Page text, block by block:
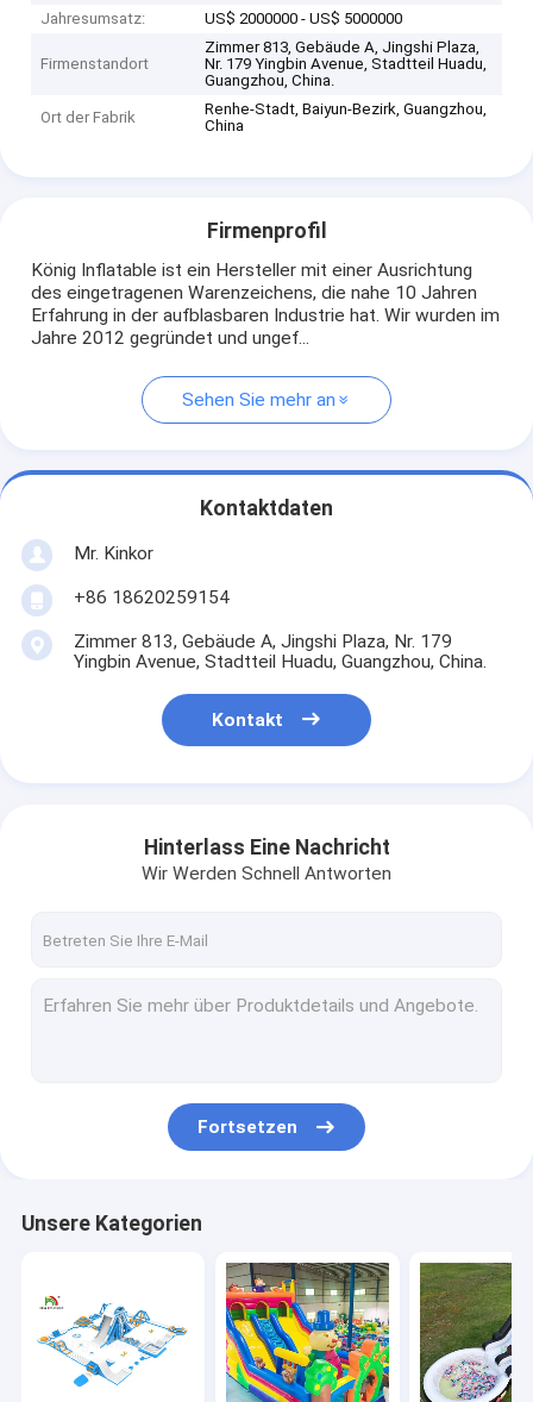
Jahresumsatz:
US$ 2000000 - US$ 5000000
Firmenstandort
Zimmer 813, Gebäude A, Jingshi Plaza,
Nr. 179 Yingbin Avenue, Stadtteil Huadu,
Guangzhou, China.
Ort der Fabrik
Renhe-Stadt, Baiyun-Bezirk, Guangzhou,
China
Firmenprofil
König Inflatable ist ein Hersteller mit einer Ausrichtung
des eingetragenen Warenzeichens, die nahe 10 Jahren
Erfahrung in der aufblasbaren Industrie hat. Wir wurden im
Jahre 2012 gegründet und ungef...
Sehen Sie mehr an
Kontaktdaten
Mr. Kinkor
+86 18620259154
Zimmer 813, Gebäude A, Jingshi Plaza, Nr. 179
Yingbin Avenue, Stadtteil Huadu, Guangzhou, China.
Kontakt
Hinterlass Eine Nachricht
Wir Werden Schnell Antworten
Fortsetzen
Unsere Kategorien